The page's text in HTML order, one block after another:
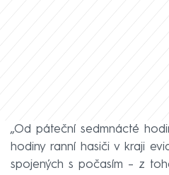
„Od páteční sedmnácté
hodiny ranní hasiči v kraji
spojených s počasím – z